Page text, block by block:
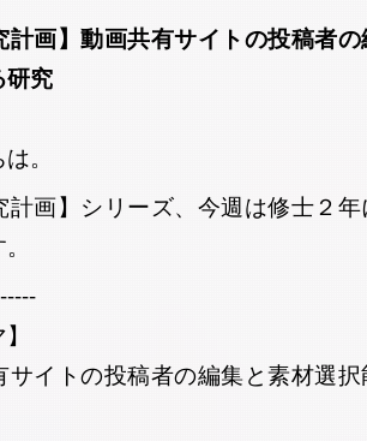
計画】動画共有サイトの投稿者
研究
。
計画】シリーズ、今週は修士２
イトの投稿者の編集と素材選択